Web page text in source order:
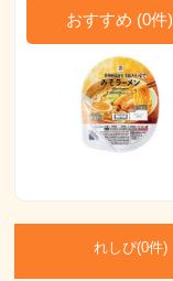
おすすめ (0件)
れしぴ(0件)